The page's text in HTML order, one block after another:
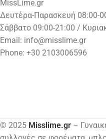
MissLime.gr
Δευτέρα-Παρασκευή 08:00-
Σάββατο 09:00-21:00 /
Email: info@misslime.gr
Phone: +30 2103006596
© 2025 Misslime.gr –